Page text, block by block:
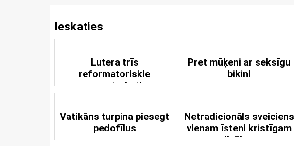
Ieskaties
Lutera trīs
reformatoriskie
pamatraksti
Pret mūķeni ar seksīgu
bikini
Vatikāns turpina piesegt
pedofīlus
Netradicionāls sveiciens
vienam īsteni kristīgam
cilvēkam